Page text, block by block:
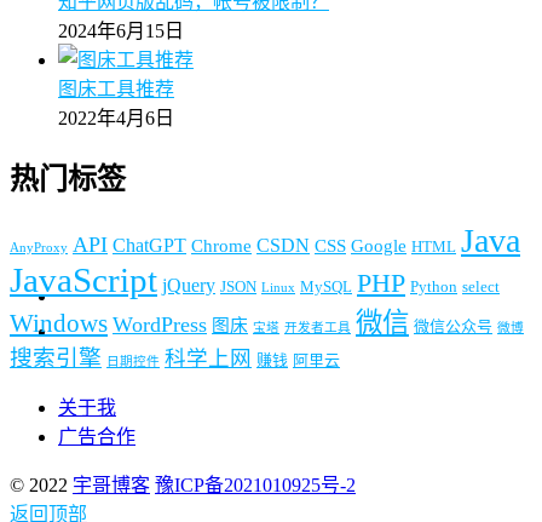
2024年6月15日
图床工具推荐
2022年4月6日
热门标签
AnyProxy API ChatGPT Chrome CSDN CSS Google HTML Java
JavaScript jQuery JSON Linux MySQL PHP Python select
Windows WordPress 图床 宝塔 开发者工具 微信 微信公众号 微博
搜索引擎 日期控件 科学上网 赚钱 阿里云
关于我
广告合作
© 2022 宇哥博客 豫ICP备2021010925号-2
返回顶部